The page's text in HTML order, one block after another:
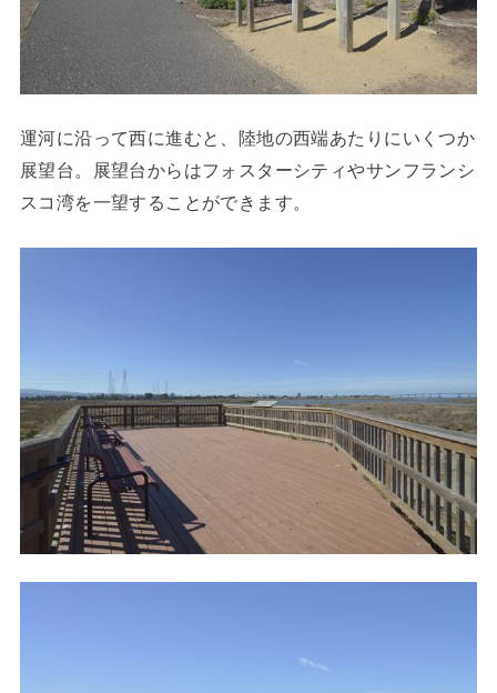
運河に沿って西に進むと、陸地の西端あたりにいくつか
展望台。展望台からはフォスターシティやサンフランシ
スコ湾を一望することができます。